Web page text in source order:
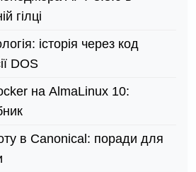
гілці
історія через код
DOS
на AlmaLinux 10:
в Canonical: поради для